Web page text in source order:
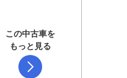
この中古車を
もっと見る